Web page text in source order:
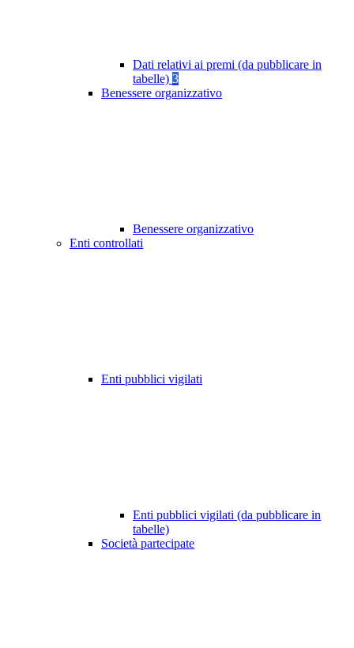
Dati relativi ai premi (da pubblicare in
tabelle) 3
Benessere organizzativo
Benessere organizzativo
Enti controllati
Enti pubblici vigilati
Enti pubblici vigilati (da pubblicare in
tabelle)
Società partecipate